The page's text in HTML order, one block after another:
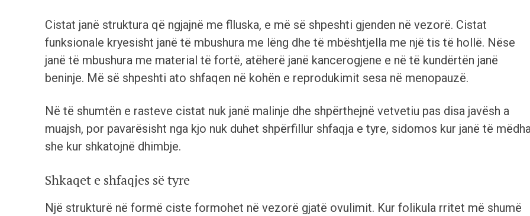
Cistat janë struktura që ngjajnë me flluska, e më së shpeshti gjenden në vezorë. Cistat
funksionale kryesisht janë të mbushura me lëng dhe të mbështjella me një tis të hollë. Nëse
janë të mbushura me material të fortë, atëherë janë kancerogjene e në të kundërtën janë
beninje. Më së shpeshti ato shfaqen në kohën e reprodukimit sesa në menopauzë.
Në të shumtën e rasteve cistat nuk janë malinje dhe shpërthejnë vetvetiu pas disa javësh a
muajsh, por pavarësisht nga kjo nuk duhet shpërfillur shfaqja e tyre, sidomos kur janë të
she kur shkatojnë dhimbje.
Shkaqet e shfaqjes së tyre
Një strukturë në formë ciste formohet në vezorë gjatë ovulimit. Kur folikula rritet më shumë